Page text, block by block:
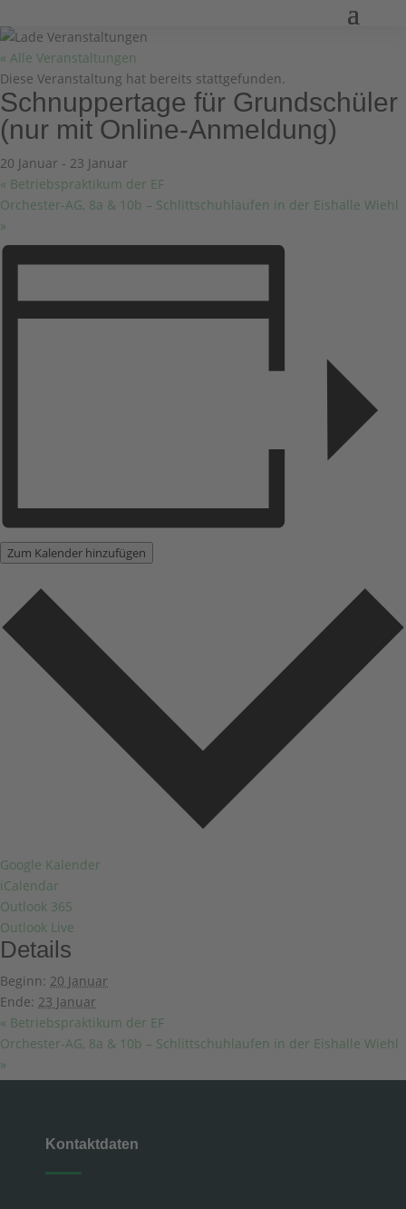
« Alle Veranstaltungen
Diese Veranstaltung hat bereits stattgefunden.
Schnuppertage für Grundschüler
(nur mit Online-Anmeldung)
20 Januar - 23 Januar
« Betriebspraktikum der EF
Orchester-AG, 8a & 10b – Schlittschuhlaufen in der Eishalle Wiehl
»
Zum Kalender hinzufügen
Google Kalender
iCalendar
Outlook 365
Outlook Live
Details
Beginn: 20 Januar
Ende: 23 Januar
« Betriebspraktikum der EF
Orchester-AG, 8a & 10b – Schlittschuhlaufen in der Eishalle Wiehl
»
Kontaktdaten